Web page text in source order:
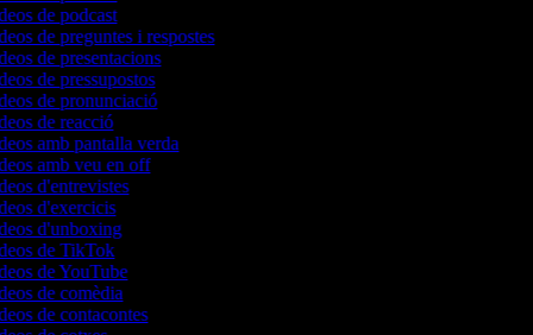
de podcast
de preguntes i respostes
de presentacions
de pressupostos
de pronunciació
de reacció
amb pantalla verda
amb veu en off
d'entrevistes
d'exercicis
d'unboxing
de TikTok
de YouTube
de comèdia
de contacontes